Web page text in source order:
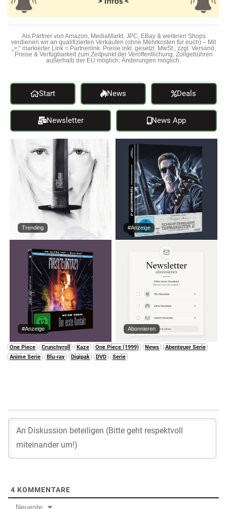
Als Partner von Amazon, MediaMarkt, JPC, EBay & weiteren Shops
verdienen wir an qualifizierten Verkäufen (ohne Mehrkosten für euch) – Mit
„>;“ markierter Link = Partnerlink. Preise inkl. gesetzl. MwSt., zzgl. Versand;
Preise & Verfügbarkeit zum Zeitpunkt der Veröffentlichung; Zollgebühren
außerhalb der EU möglich; Änderungen möglich.
Start News Deals
Newsletter News App
Trending #Anzeige
#Anzeige Abonnieren
One Piece Crunchyroll Kaze One Piece (1999) News
Abenteuer Serie
Anime Serie
Blu-ray Digipak DVD Serie
4 KOMMENTARE
Neueste